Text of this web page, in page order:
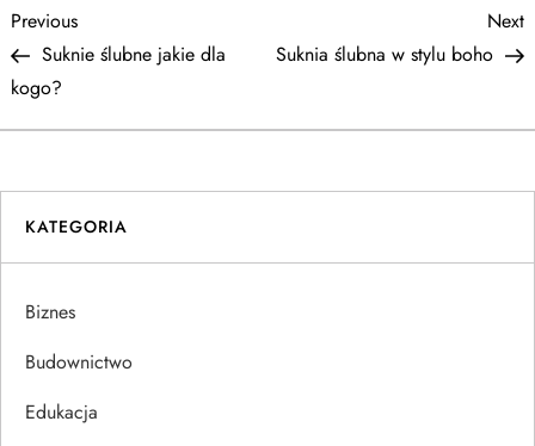
N
a
w
i
g
a
c
Previous
Post
Previous
Suknie ślubne jakie dla
kogo?
Next
Suknia ślubna w stylu boho
KATEGORIA
Biznes
Budownictwo
Edukacja